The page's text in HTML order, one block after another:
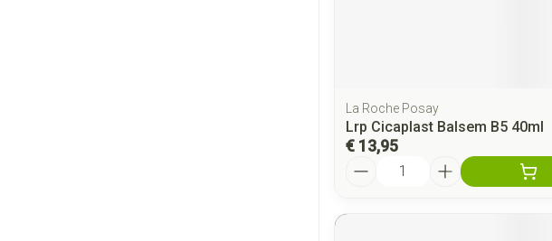
La Roche Posay
Lrp Cicaplast Balsem B5 40ml
€ 13,95